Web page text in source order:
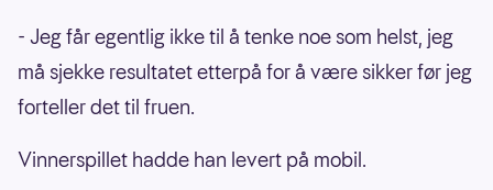
- Jeg får egentlig ikke til å tenke noe som helst, jeg
må sjekke resultatet etterpå for å være sikker før jeg
forteller det til fruen.
Vinnerspillet hadde han levert på mobil.